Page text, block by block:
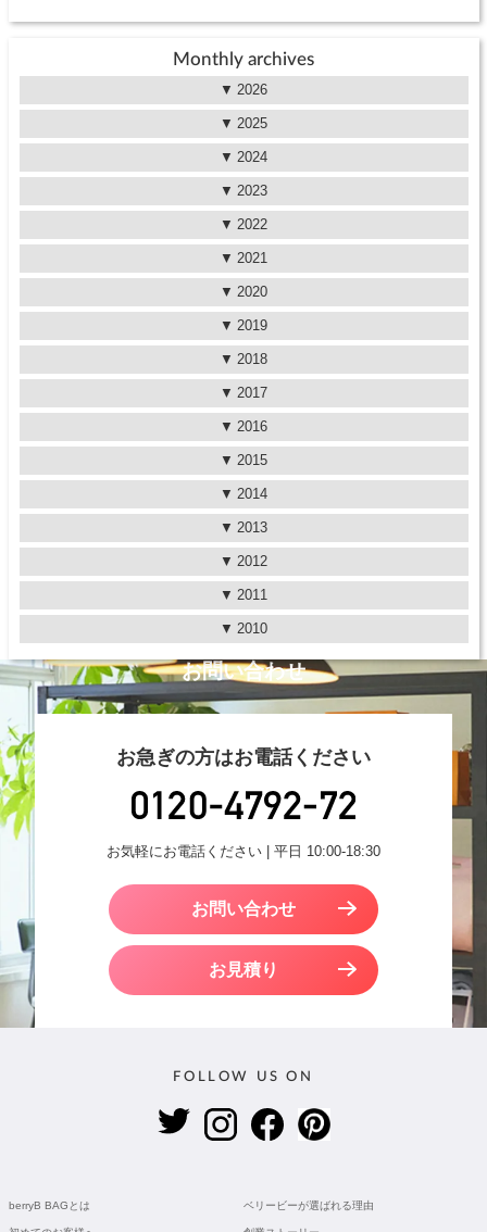
Monthly archives
2026
2025
2024
2023
2022
2021
2020
2019
2018
2017
2016
2015
2014
2013
2012
2011
2010
お問い合わせ
お急ぎの方はお電話ください
お気軽にお電話ください | 平日 10:00-18:30
お問い合わせ
お見積り
FOLLOW US ON
berryB BAGとは ベリービーが選ばれる理由